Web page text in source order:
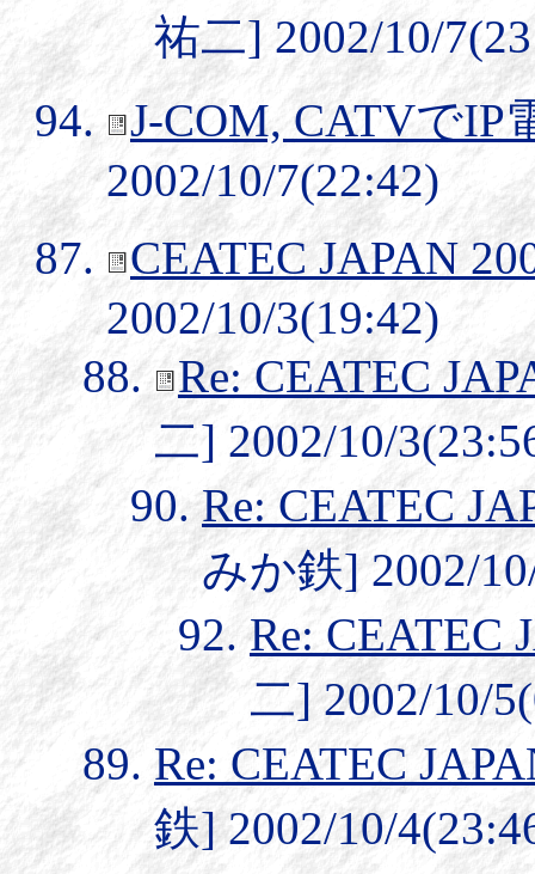
祐二] 2002/10/
J-COM, CATVでIP
2002/10/7(22:42)
CEATEC JAPAN
2002/10/3(19:42)
Re: CEATEC
二] 2002/10/
Re: CEATEC
みか鉄] 2002/
Re: CEATEC
二] 2002/10/
Re: CEATEC
鉄] 2002/10/